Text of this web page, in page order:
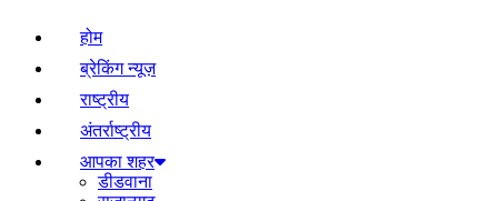
होम
ब्रेकिंग न्यूज़
राष्ट्रीय
अंतर्राष्ट्रीय
आपका शहर
डीडवाना